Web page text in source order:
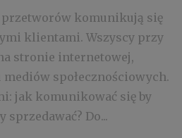
komunikują się
klientami. Wszyscy przy
stronie internetowej,
społecznościowych.
jak komunikować się by
sprzedawać? Do...